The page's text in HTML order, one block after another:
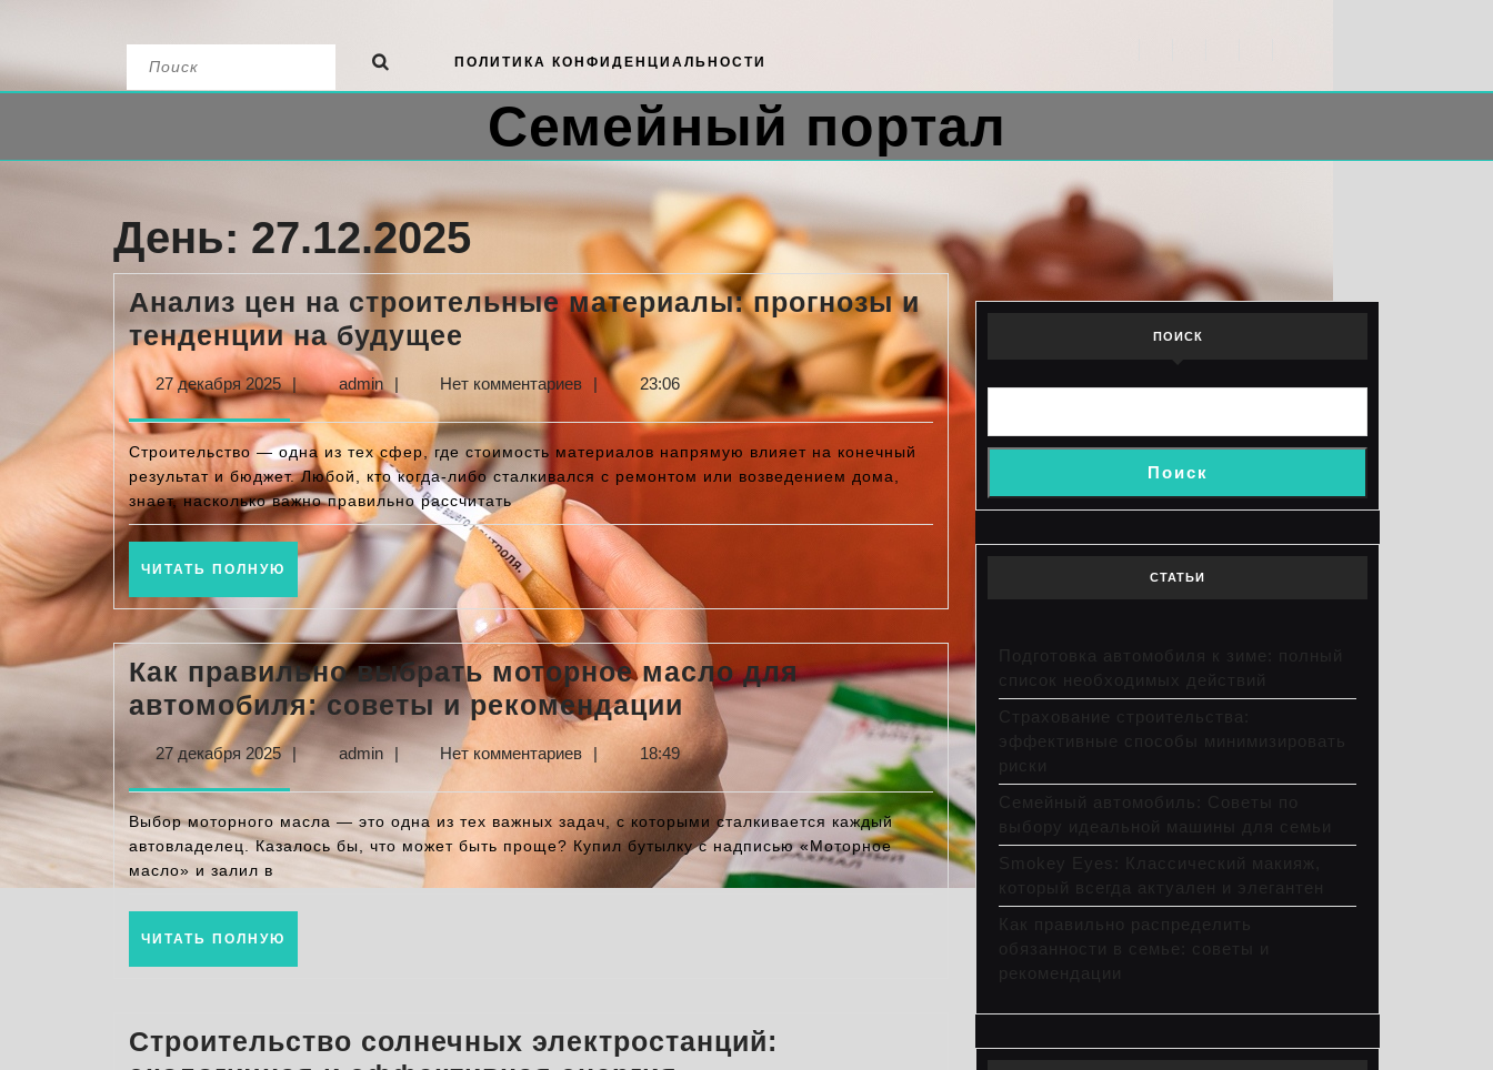
к
содержимому
ПОЛИТИКА КОНФИДЕНЦИАЛЬНОСТИ
Семейный портал
День: 27.12.2025
Анализ цен на строительные материалы: прогнозы и
тенденции на будущее
строительные
материалы:
прогнозы
и
тенденции
на
будущее
27 декабря 202527
декабря
2025
| adminadmin
| Нет комментариев | 23:06
Строительство — одна из тех сфер, где стоимость материалов напрямую влияет на конечный
результат и бюджет. Любой, кто когда-либо сталкивался с ремонтом или возведением дома,
знает, насколько важно правильно рассчитать
ЧИТАТЬ ПОЛНУЮ ЧИТАТЬ
ПОЛНУЮ
Как правильно выбрать моторное масло для
автомобиля: советы и рекомендации Как
правильно
выбрать
моторное
масло
для
27 декабря 202527| adminadmin
| Нет комментариев | 18:49
Выбор моторного масла — это одна из тех важных задач, с которыми сталкивается каждый
автовладелец. Казалось бы, что может быть проще? Купил бутылку с надписью «Моторное
масло» и залил в
ЧИТАТЬ ПОЛНУЮ
Строительство солнечных электростанций:
ПОИСК
Поиск
СТАТЬИ
Подготовка автомобиля к зиме: полный
список необходимых действий
Страхование строительства:
эффективные способы минимизировать
риски
Семейный автомобиль: Советы по
выбору идеальной машины для семьи
Smokey Eyes: Классический макияж,
который всегда актуален и элегантен
Как правильно распределить
обязанности в семье: советы и
рекомендации